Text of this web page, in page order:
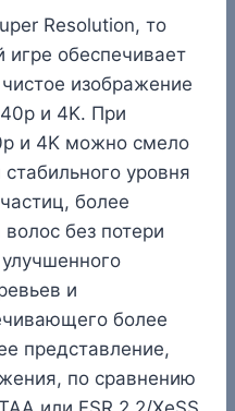
Resolution, то
игре обеспечивает
изображение
и 4K. При
и 4K можно смело
уровня
более
без потери
и
более
представление,
по сравнению